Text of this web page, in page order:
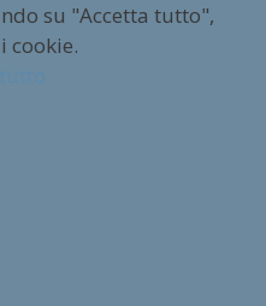
su "Accetta tutto",
cookie.